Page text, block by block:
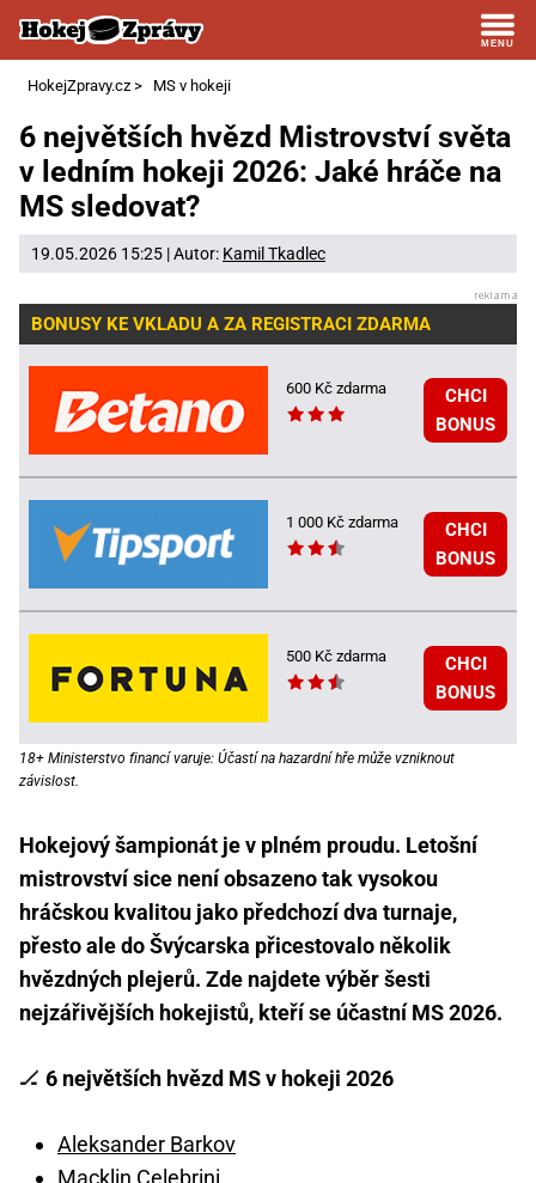
HokejZpravy.cz > MS v hokeji
6 největších hvězd Mistrovství světa
v ledním hokeji 2026: Jaké hráče na
MS sledovat?
19.05.2026 15:25 | Autor: Kamil Tkadlec
BONUSY KE VKLADU A ZA REGISTRACI ZDARMA
600 Kč zdarma
CHCI
BONUS
1 000 Kč zdarma
CHCI
BONUS
500 Kč zdarma
CHCI
BONUS
18+ Ministerstvo financí varuje: Účastí na hazardní hře může vzniknout
závislost.
Hokejový šampionát je v plném proudu. Letošní
mistrovství sice není obsazeno tak vysokou
hráčskou kvalitou jako předchozí dva turnaje,
přesto ale do Švýcarska přicestovalo několik
hvězdných plejerů. Zde najdete výběr šesti
nejzářivějších hokejistů, kteří se účastní MS 2026.
🏒 6 největších hvězd MS v hokeji 2026
Aleksander Barkov
Macklin Celebrini